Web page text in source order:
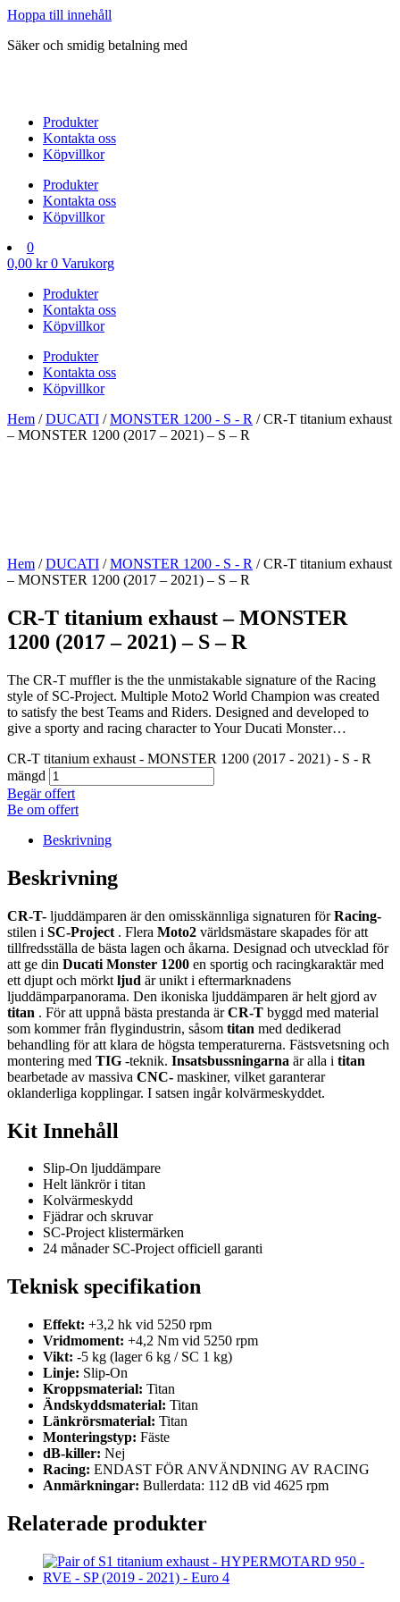
Hoppa till innehåll
Säker och smidig betalning med
Produkter
Kontakta oss
Köpvillkor
Produkter
Kontakta oss
Köpvillkor
0
0,00 kr 0 Varukorg
Produkter
Kontakta oss
Köpvillkor
Produkter
Kontakta oss
Köpvillkor
Hem /DUCATI /MONSTER 1200 - S - R / CR-T titanium exhaust
– MONSTER 1200 (2017 – 2021) – S – R
Hem /DUCATI /MONSTER 1200 - S - R / CR-T titanium exhaust
– MONSTER 1200 (2017 – 2021) – S – R
CR-T titanium exhaust – MONSTER
1200 (2017 – 2021) – S – R
The CR-T muffler is the the unmistakable signature of the Racing
style of SC-Project. Multiple Moto2 World Champion was created
to satisfy the best Teams and Riders. Designed and developed to
give a sporty and racing character to Your Ducati Monster…
CR-T titanium exhaust - MONSTER 1200 (2017 - 2021) - S - R
mängd
Begär offert
Be om offert
Beskrivning
Beskrivning
CR-T- ljuddämparen är den omisskännliga signaturen förRacing-
stilen i SC-Project . Flera Moto2 världsmästare skapades för att
tillfredsställa de bästa lagen och åkarna. Designad och utvecklad för
att ge din Ducati Monster 1200 en sportig och racingkaraktär med
ett djupt och mörkt ljud är unikt i eftermarknadens
ljuddämparpanorama. Den ikoniska ljuddämparen är helt gjord av
titan . För att uppnå bästa prestanda ärCR-T byggd med material
som kommer från flygindustrin, såsom titan med dedikerad
behandling för att klara de högsta temperaturerna. Fästsvetsning och
montering med TIG -teknik. Insatsbussningarna är alla i titan
bearbetade av massiva CNC- maskiner, vilket garanterar
oklanderliga kopplingar. I satsen ingår kolvärmeskyddet.
Kit Innehåll
Slip-On ljuddämpare
Helt länkrör i titan
Kolvärmeskydd
Fjädrar och skruvar
SC-Project klistermärken
24 månader SC-Project officiell garanti
Teknisk specifikation
Effekt: +3,2 hk vid 5250 rpm
Vridmoment: +4,2 Nm vid 5250 rpm
Vikt: -5 kg (lager 6 kg / SC 1 kg)
Linje: Slip-On
Kroppsmaterial: Titan
Ändskyddsmaterial: Titan
Länkrörsmaterial: Titan
Monteringstyp: Fäste
dB-killer: Nej
Racing: ENDAST FÖR ANVÄNDNING AV RACING
Anmärkningar: Bullerdata: 112 dB vid 4625 rpm
Relaterade produkter